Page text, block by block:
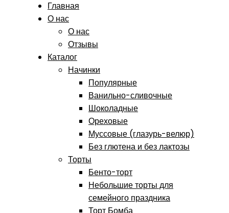
Главная
О нас
О нас
Отзывы
Каталог
Начинки
Популярные
Ванильно-сливочные
Шоколадные
Ореховые
Муссовые (глазурь-велюр)
Без глютена и без лактозы
Торты
Бенто-торт
Небольшие торты для
семейного праздника
Торт Бомба